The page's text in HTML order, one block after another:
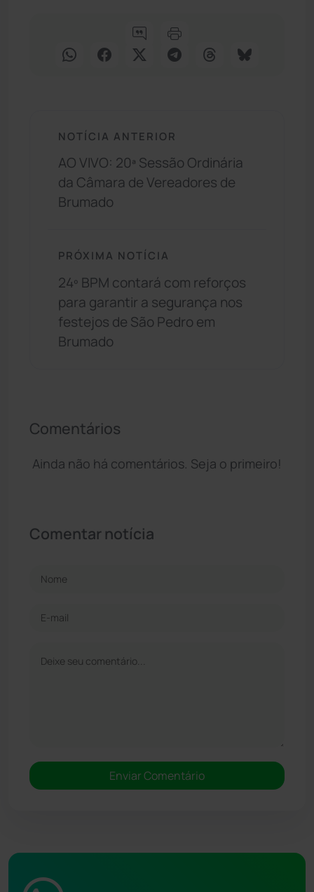
NOTÍCIA ANTERIOR
AO VIVO: 20ª Sessão Ordinária
da Câmara de Vereadores de
Brumado
PRÓXIMA NOTÍCIA
24º BPM contará com reforços
para garantir a segurança nos
festejos de São Pedro em
Brumado
Comentários
Ainda não há comentários. Seja o primeiro!
Comentar notícia